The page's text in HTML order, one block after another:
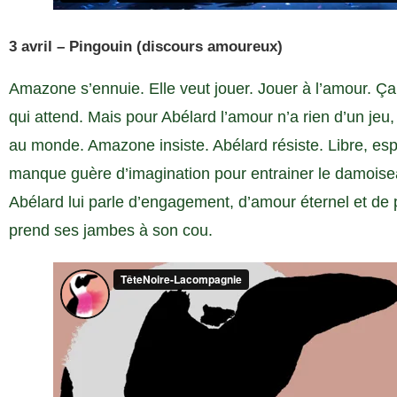
3 avril – Pingouin (discours amoureux)
Amazone s’ennuie. Elle veut jouer. Jouer à l’amour.
qui attend. Mais pour Abélard l’amour n’a rien d’un
au monde. Amazone insiste. Abélard résiste. Libre,
manque guère d’imagination pour entrainer le
Abélard lui parle d’engagement, d’amour éternel et
prend ses jambes à son cou.